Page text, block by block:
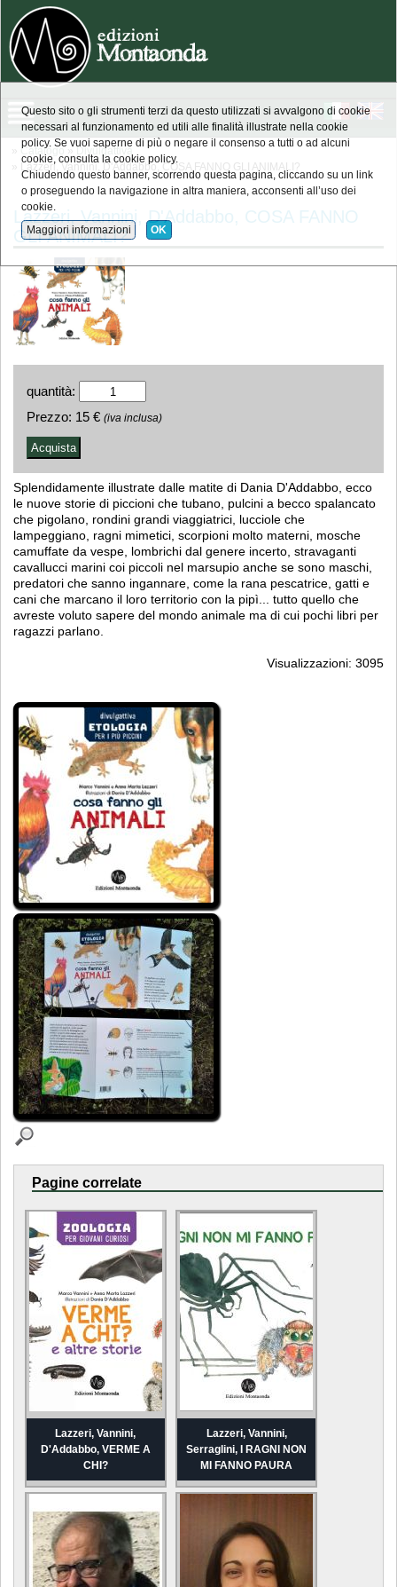
» Catalogo »
Divulgattiva
» Lazzeri, Vannini, D'Addabbo, COSA FANNO GLI ANIMALI?
Lazzeri, Vannini, D'Addabbo, COSA FANNO
GLI ANIMALI?
quantità:
Prezzo: 15 € (iva inclusa)
Splendidamente illustrate dalle matite di Dania D'Addabbo, ecco
le nuove storie di piccioni che tubano, pulcini a becco spalancato
che pigolano, rondini grandi viaggiatrici, lucciole che
lampeggiano, ragni mimetici, scorpioni molto materni, mosche
camuffate da vespe, lombrichi dal genere incerto, stravaganti
cavallucci marini coi piccoli nel marsupio anche se sono maschi,
predatori che sanno ingannare, come la rana pescatrice, gatti e
cani che marcano il loro territorio con la pipì... tutto quello che
avreste voluto sapere del mondo animale ma di cui pochi libri per
ragazzi parlano.
Visualizzazioni: 3095
Pagine correlate
Lazzeri, Vannini,
D'Addabbo, VERME A
CHI?
Lazzeri, Vannini,
Serraglini, I RAGNI NON
MI FANNO PAURA
Questo sito o gli strumenti terzi da questo utilizzati si avvalgono di cookie
necessari al funzionamento ed utili alle finalità illustrate nella cookie
policy. Se vuoi saperne di più o negare il consenso a tutti o ad alcuni
cookie, consulta la cookie policy.
Chiudendo questo banner, scorrendo questa pagina, cliccando su un link
o proseguendo la navigazione in altra maniera, acconsenti all’uso dei
cookie.
Maggiori informazioni OK